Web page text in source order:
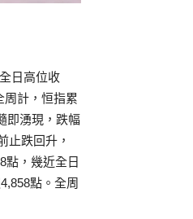
日高位收
周計，恒指累
即湧現，跌幅
止跌回升，
點，幾近全日
點。全周